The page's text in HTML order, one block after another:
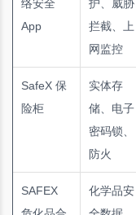
络安全
App
护、威胁
拦截、上
网监控
SafeX 保
险柜
实体存
储、电子
密码锁、
防火
SAFEX
化学品安